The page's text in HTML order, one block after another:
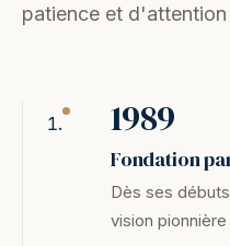
patience et d'attention
1989
Fondation
Dès ses
vision